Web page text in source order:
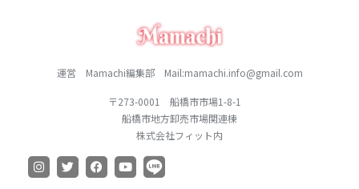
運営 Mamachi編集部 Mail:mamachi.info@gmail.com
〒273-0001 船橋市市場1-8-1
船橋市地方卸売市場関連棟
株式会社フィット内